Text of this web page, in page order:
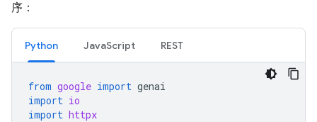
序：
Python JavaScript REST
from google import genai
import io
import httpx